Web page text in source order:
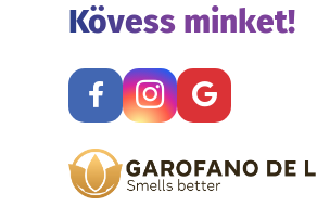
Kövess minket!